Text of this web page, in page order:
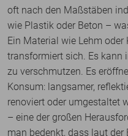
oft nach den Maßstäben
wie Plastik oder Beton –
Ein Material wie Lehm oder
transformiert sich. Es kann
zu verschmutzen. Es
Konsum: langsamer,
renoviert oder umgestaltet
– eine der großen
man bedenkt, dass laut